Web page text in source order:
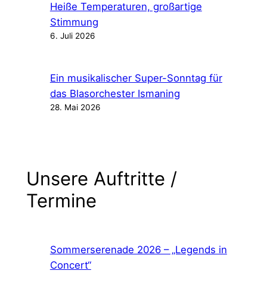
Heiße Temperaturen, großartige
Stimmung
6. Juli 2026
Ein musikalischer Super-Sonntag für
das Blasorchester Ismaning
28. Mai 2026
Unsere Auftritte /
Termine
Sommerserenade 2026 – „Legends in
Concert“